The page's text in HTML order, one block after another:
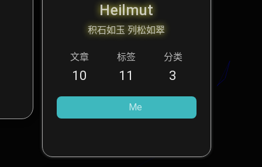
Heilmut
积石如玉 列松如翠
文章
10
标签
11
分类
3
Me